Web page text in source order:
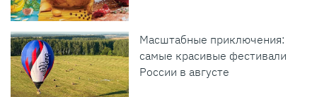
Масштабные приключения:
самые красивые фестивали
России в августе